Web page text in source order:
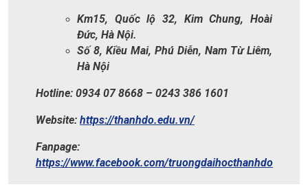
Km15, Quốc lộ 32, Kim Chung, Hoài
Đức, Hà Nội.
Số 8, Kiều Mai, Phú Diễn, Nam Từ Liêm,
Hà Nội
Hotline: 0934 07 8668 – 0243 386 1601
Website: https://thanhdo.edu.vn/
Fanpage:
https://www.facebook.com/truongdaihocthanhdo